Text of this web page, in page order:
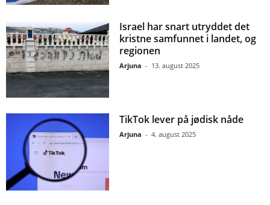
Israel har snart utryddet det
kristne samfunnet i landet, og
regionen
Arjuna - 13. august 2025
TikTok lever på jødisk nåde
Arjuna - 4. august 2025